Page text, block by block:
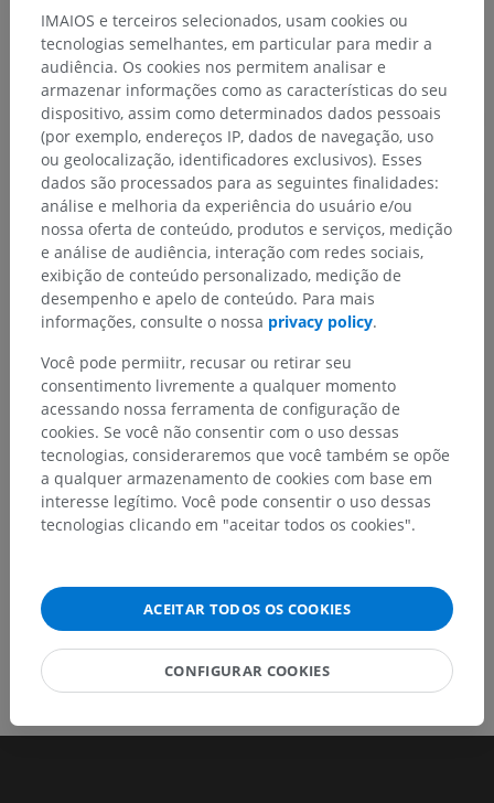
Neuroanatomia humana
Anatomia comparativa em animais
Traduções
Encontrou um erro?
Não hesite em nos sugerir uma correção, tradução ou
melhora de conteúdo.
Relatar um problema
BAIXE O APLICATIVO
IMAIOS e terceiros selecionados, usam cookies ou
tecnologias semelhantes, em particular para medir a
audiência. Os cookies nos permitem analisar e
armazenar informações como as características do seu
dispositivo, assim como determinados dados pessoais
(por exemplo, endereços IP, dados de navegação, uso
ou geolocalização, identificadores exclusivos). Esses
dados são processados para as seguintes finalidades:
análise e melhoria da experiência do usuário e/ou
nossa oferta de conteúdo, produtos e serviços, medição
e análise de audiência, interação com redes sociais,
exibição de conteúdo personalizado, medição de
desempenho e apelo de conteúdo. Para mais
informações, consulte o nossa privacy policy.
Você pode permiitr, recusar ou retirar seu
consentimento livremente a qualquer momento
acessando nossa ferramenta de configuração de
cookies. Se você não consentir com o uso dessas
tecnologias, consideraremos que você também se opõe
a qualquer armazenamento de cookies com base em
interesse legítimo. Você pode consentir o uso dessas
tecnologias clicando em "aceitar todos os cookies".
ACEITAR TODOS OS COOKIES
CONFIGURAR COOKIES